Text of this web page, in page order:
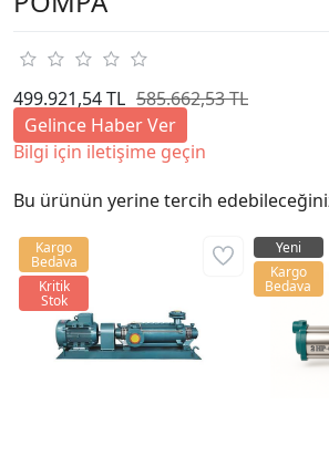
499.921,54 TL 585.662,53 TL
Gelince Haber Ver
Bilgi için iletişime geçin
Bu ürünün yerine tercih
Kargo
Bedava
Kritik
Stok
Yeni
Kargo
Bedava